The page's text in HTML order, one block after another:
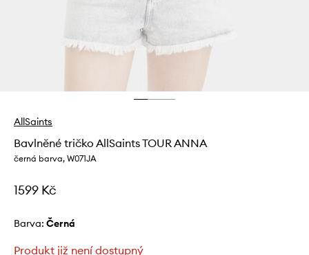
AllSaints
Bavlněné tričko AllSaints TOUR ANNA
černá barva, W071JA
1599 Kč
Barva: černá
Produkt již není dostupný